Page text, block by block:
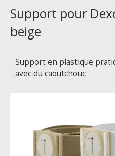
Support pour
beige
Support en plastique
avec du caoutchouc